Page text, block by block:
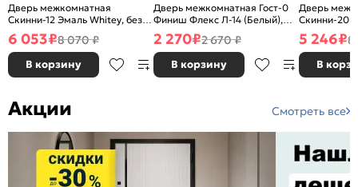
Дверь межкомнатная
Скинни-12 Эмаль Whitey, без
декора, глухая, без стекла,
без кромки, скиновая
6 053₽8 070 ₽
В корзину
Дверь межкомнатная Гост-0
Финиш Флекс Л-14 (Белый),
глухая, каркасно-щитовая
2 270₽2 670 ₽
В корзину
Дверь
Скинни-20
декора,
без кромки,
5 246₽8
В
Акции Смотреть все